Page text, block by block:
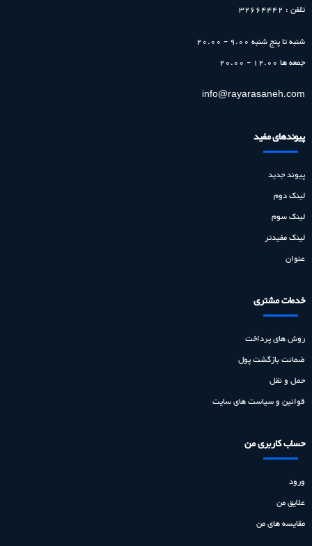
تلفن : 32664442
شنبه تا پنج شنبه 9.00 - 20.00
جمعه ها
info@rayarasaneh.com
پیوندهای مفید
پیوند جدید
لینک دوم
لینک سوم
لینک مفیدتر
عنوان
خدمات مشتری
روش های پرداخت
ضمانت بازگشت پول
حمل و نقل
قوانین و سیاست های سایت
حساب کاربری من
ورود
علایق من
مقایسه های من